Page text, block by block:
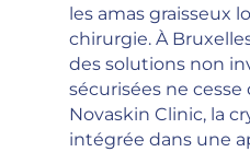
les amas graisseux
chirurgie. À
des solutions non
sécurisées ne cesse
Novaskin Clinic, la
intégrée dans une